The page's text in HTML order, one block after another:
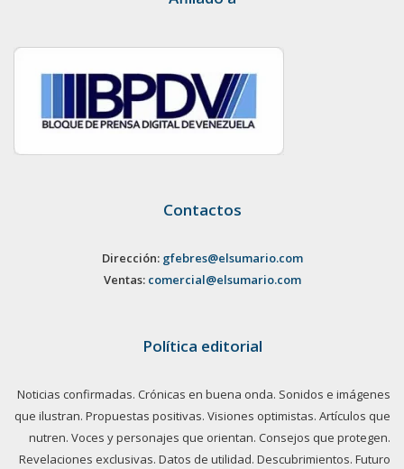
Contactos
Dirección: gfebres@elsumario.com
Ventas: comercial@elsumario.com
Política editorial
Noticias confirmadas. Crónicas en buena onda. Sonidos e imágenes
que ilustran. Propuestas positivas. Visiones optimistas. Artículos que
nutren. Voces y personajes que orientan. Consejos que protegen.
Revelaciones exclusivas. Datos de utilidad. Descubrimientos. Futuro